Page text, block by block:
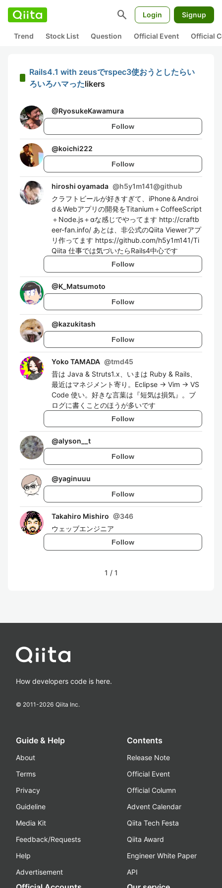
search Login Signup
Trend Stock List Question Official Event Official
Rails4.1 with zeusでrspec3使おうとしたらい
ろいろハマったlikers
@RyosukeKawamura
Follow
@koichi222
Follow
hiroshi oyamada @h5y1m141@github
クラフトビールが好きすぎて、iPhone＆Androi
d＆Webアプリの開発をTitanium＋CoffeeScript
＋Node.js＋αな感じでやってます http://craftb
eer-fan.info/ あとは、非公式のQiita Viewerアプ
リ作ってます https://github.com/h5y1m141/Ti
Qiita 仕事では気づいたらRails4中心です
Follow
@K_Matsumoto
Follow
@kazukitash
Follow
Yoko TAMADA @tmd45
昔は Java & Struts1.x、いまは Ruby & Rails、
最近はマネジメント寄り。Eclipse → Vim → VS
Code 使い。好きな言葉は『短気は損気』。ブ
ログに書くことのほうが多いです
Follow
@alyson__t
Follow
@yaginuuu
Follow
Takahiro Mishiro @346
ウェッブエンジニア
Follow
1 / 1
How developers code is here.
© 2011-2026 Qiita Inc.
Guide & Help
About
Terms
Privacy
Guideline
Media Kit
Feedback/Requests
Help
Advertisement
Contents
Release Note
Official Event
Official Column
Advent Calendar
Qiita Tech Festa
Qiita Award
Engineer White Paper
API